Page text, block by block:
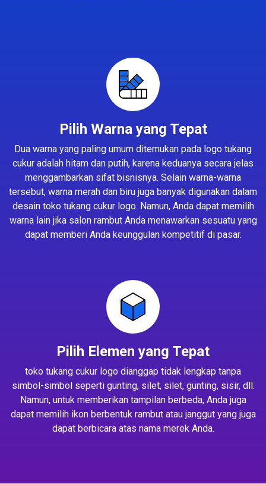
Pilih Warna yang Tepat
Dua warna yang paling umum ditemukan pada logo tukang
cukur adalah hitam dan putih, karena keduanya secara jelas
menggambarkan sifat bisnisnya. Selain warna-warna
tersebut, warna merah dan biru juga banyak digunakan dalam
desain toko tukang cukur logo. Namun, Anda dapat memilih
warna lain jika salon rambut Anda menawarkan sesuatu yang
dapat memberi Anda keunggulan kompetitif di pasar.
Pilih Elemen yang Tepat
toko tukang cukur logo dianggap tidak lengkap tanpa
simbol-simbol seperti gunting, silet, silet, gunting, sisir, dll.
Namun, untuk memberikan tampilan berbeda, Anda juga
dapat memilih ikon berbentuk rambut atau janggut yang juga
dapat berbicara atas nama merek Anda.